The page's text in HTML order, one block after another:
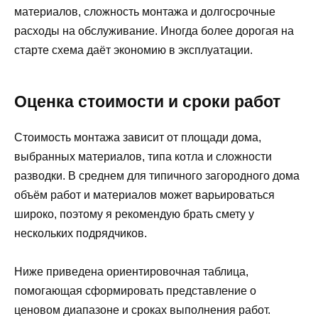
материалов, сложность монтажа и долгосрочные
расходы на обслуживание. Иногда более дорогая на
старте схема даёт экономию в эксплуатации.
Оценка стоимости и сроки работ
Стоимость монтажа зависит от площади дома,
выбранных материалов, типа котла и сложности
разводки. В среднем для типичного загородного дома
объём работ и материалов может варьироваться
широко, поэтому я рекомендую брать смету у
нескольких подрядчиков.
Ниже приведена ориентировочная таблица,
помогающая сформировать представление о
ценовом диапазоне и сроках выполнения работ.